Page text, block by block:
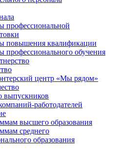
профессиональной
повышения квалификации
профессионального обучения
центр «Мы рядом»
выпускников
работодателей
высшего образования
среднего
образования